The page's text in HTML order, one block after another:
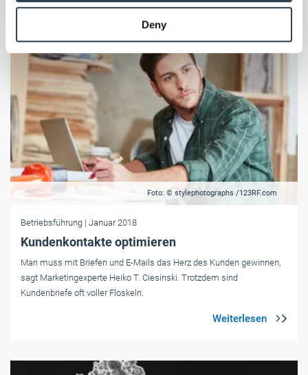
provided to them or that they’ve collected from your use
Weitere Informationen:Impressum Datenschutz
Deny
Foto: © stylephotographs /123RF.com
Betriebsführung | Januar 2018
Kundenkontakte optimieren
Man muss mit Briefen und E-Mails das Herz des Kunden gewinnen,
sagt Marketingexperte Heiko T. ­Ciesinski. Trotzdem sind
Kundenbriefe oft voller Floskeln.